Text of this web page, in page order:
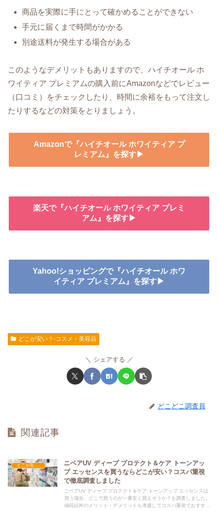
商品を実際に手にとって確かめることができない
手元に届くまで時間がかかる
別途送料が発生する場合がある
このようなデメリットもありますので、ハイチオール ホ
ワイティア プレミアムの購入前にAmazonなどでレビュー
（口コミ）をチェックしたり、時間に余裕をもって注文し
たりするなどの対策をとりましょう。
Amazonで『ハイチオール ホワイティア プ
レミアム』を探す▶
楽天で『ハイチオール ホワイティア プレミ
アム』を探す▶
Yahoo!ショッピングで『ハイチオール ホワ
イティア プレミアム』を探す▶
どこが安い？-コスメ・美容品
シェアする
どこどこ調査員
関連記事
ニベアUV ディープ プロテクト＆ケア トーンアッ
プ エッセンスを買うならどこが安い？コスパ重視
で徹底調査しました
ニベアUV ディープ プロテクト＆ケア トーンアップ エッセンスは
買う場合、どこで買うのが一番安く買えそうか？を調査しました。
値段以外のメリット・デメリットも考慮してコスパ重視でおすすめ